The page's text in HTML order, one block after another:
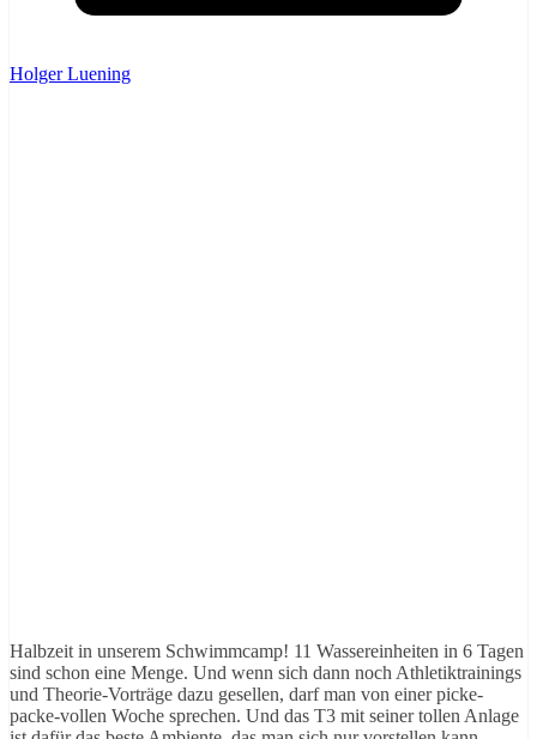
Holger Luening
Halbzeit in unserem Schwimmcamp! 11 Wassereinheiten in 6 Tagen
sind schon eine Menge. Und wenn sich dann noch Athletiktrainings
und Theorie-Vorträge dazu gesellen, darf man von einer picke-
packe-vollen Woche sprechen. Und das T3 mit seiner tollen Anlage